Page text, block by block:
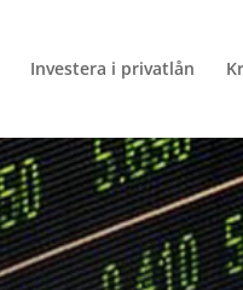
Investera i privatlån